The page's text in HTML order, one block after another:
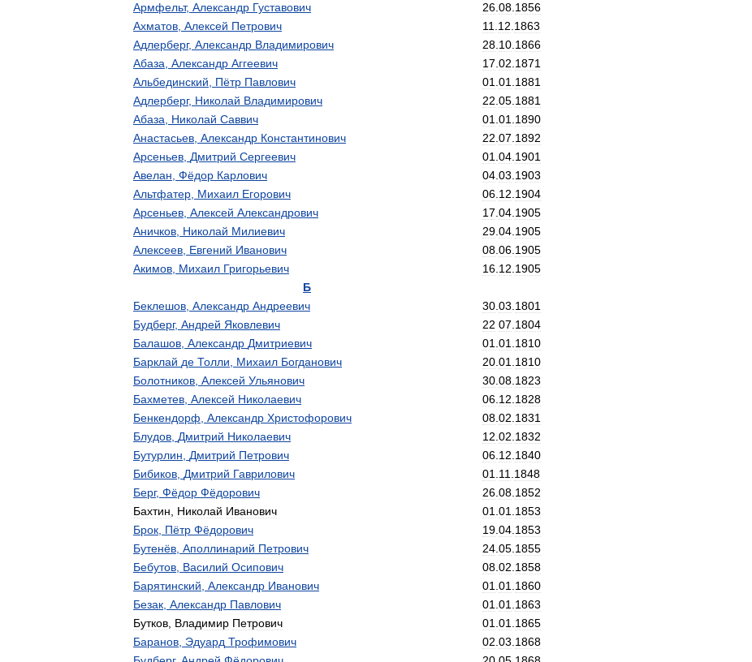
Армфельт, Александр Густавович 26.08.1856
Ахматов, Алексей Петрович 11.12.1863
Адлерберг, Александр Владимирович 28.10.1866
Абаза, Александр Аггеевич 17.02.1871
Альбединский, Пётр Павлович 01.01.1881
Адлерберг, Николай Владимирович 22.05.1881
Абаза, Николай Саввич 01.01.1890
Анастасьев, Александр Константинович 22.07.1892
Арсеньев, Дмитрий Сергеевич 01.04.1901
Авелан, Фёдор Карлович 04.03.1903
Альтфатер, Михаил Егорович 06.12.1904
Арсеньев, Алексей Александрович 17.04.1905
Аничков, Николай Милиевич 29.04.1905
Алексеев, Евгений Иванович 08.06.1905
Акимов, Михаил Григорьевич 16.12.1905
Б
Беклешов, Александр Андреевич 30.03.1801
Будберг, Андрей Яковлевич 22 07.1804
Балашов, Александр Дмитриевич 01.01.1810
Барклай де Толли, Михаил Богданович 20.01.1810
Болотников, Алексей Ульянович 30.08.1823
Бахметев, Алексей Николаевич 06.12.1828
Бенкендорф, Александр Христофорович 08.02.1831
Блудов, Дмитрий Николаевич 12.02.1832
Бутурлин, Дмитрий Петрович 06.12.1840
Бибиков, Дмитрий Гаврилович 01.11.1848
Берг, Фёдор Фёдорович 26.08.1852
Бахтин, Николай Иванович 01.01.1853
Брок, Пётр Фёдорович 19.04.1853
Бутенёв, Аполлинарий Петрович 24.05.1855
Бебутов, Василий Осипович 08.02.1858
Барятинский, Александр Иванович 01.01.1860
Безак, Александр Павлович 01.01.1863
Бутков, Владимир Петрович 01.01.1865
Баранов, Эдуард Трофимович 02.03.1868